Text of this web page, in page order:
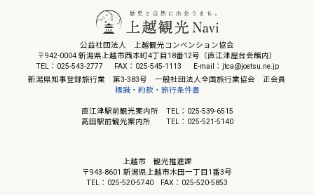
公益社団法人 上越観光コンベンション協会
〒942-0004 新潟県上越市西本町4丁目18番12号（直江津屋台会館内）
TEL：025-543-2777
FAX：025-545-1113
E-mail：jtca@joetsu.ne.jp
新潟県知事登録旅行業 第3-383号 一般社団法人全国旅行業協会 正会員
標識・約款・旅行条件書
直江津駅前観光案内所 TEL：025-539-6515
高田駅前観光案内所 TEL：025-521-5140
上越市 観光推進課
〒943-8601 新潟県上越市木田一丁目1番3号
TEL：025-520-5740
FAX：025-520-5853